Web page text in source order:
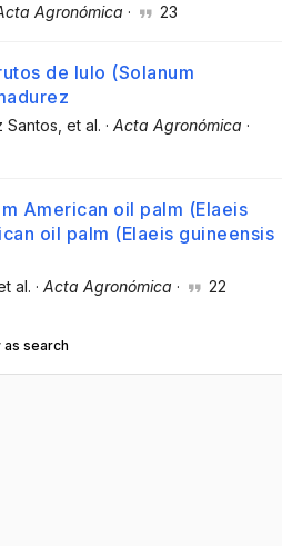
Agronómica · 23
de lulo (Solanum
Santos , et al. · Acta Agronómica ·
American oil palm (Elaeis
oil palm (Elaeis guineensis
et al. · Acta Agronómica · 22
as search